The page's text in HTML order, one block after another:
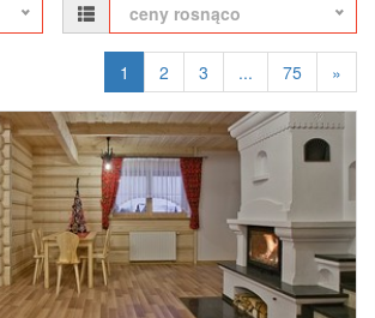
ceny rosnąco
1 2 3 ... 75 »